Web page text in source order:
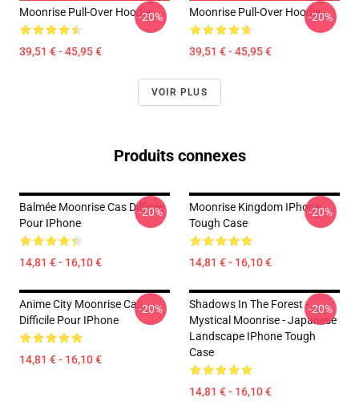
Moonrise Pull-Over Hoodie
39,51 € - 45,95 €
-20% Moonrise Pull-Over Hoodie
39,51 € - 45,95 €
-20%
VOIR PLUS
Produits connexes
Balmée Moonrise Cas Difficile
Pour IPhone
14,81 € - 16,10 €
-20%
Moonrise Kingdom IPhone
Tough Case
14,81 € - 16,10 €
-20%
Anime City Moonrise Cas
Difficile Pour IPhone
14,81 € - 16,10 €
-20%
Shadows In The Forest -
Mystical Moonrise - Japanese
Landscape IPhone Tough
Case
14,81 € - 16,10 €
-20%